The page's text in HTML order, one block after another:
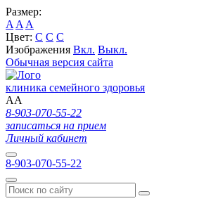
Размер:
A A A
Цвет: C C C
Изображения Вкл. Выкл.
Обычная версия сайта
клиника семейного здоровья
AA
8-903-070-55-22
записаться на прием
Личный кабинет
8-903-070-55-22